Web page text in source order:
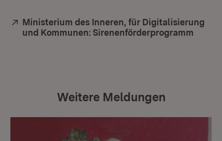
Extern:
Ministerium des Inneren, für Digitalisierung
und Kommunen: Sirenenförderprogramm
Weitere Meldungen